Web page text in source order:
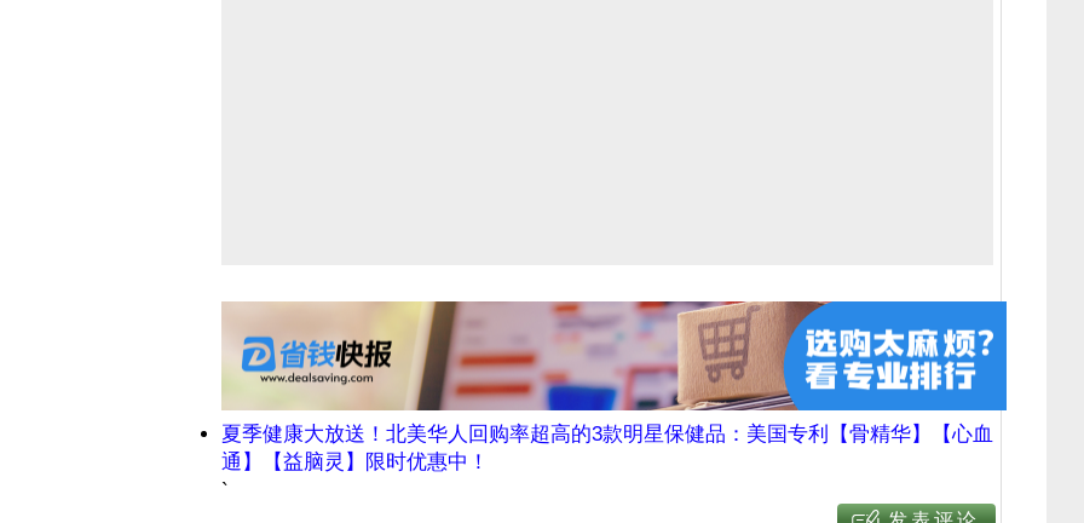
夏季健康大放送！北美华人回购率超高的3款明星保健品：美国专利【骨精华】【心血
通】【益脑灵】限时优惠中！
`